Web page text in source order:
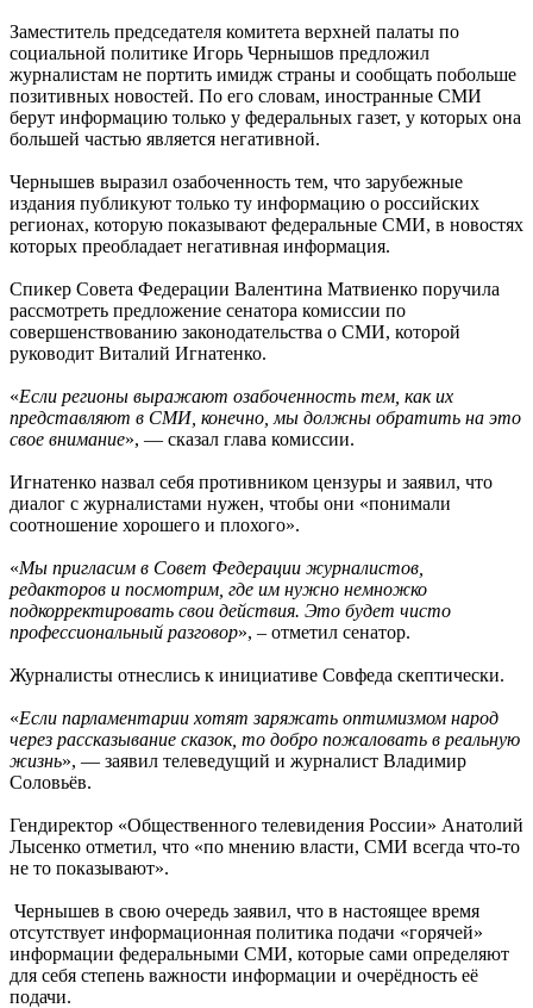
Заместитель председателя комитета верхней палаты по
социальной политике Игорь Чернышов предложил
журналистам не портить имидж страны и сообщать побольше
позитивных новостей. По его словам, иностранные СМИ
берут информацию только у федеральных газет, у которых она
большей частью является негативной.
Чернышев выразил озабоченность тем, что зарубежные
издания публикуют только ту информацию о российских
регионах, которую показывают федеральные СМИ, в новостях
которых преобладает негативная информация.
Спикер Совета Федерации Валентина Матвиенко поручила
рассмотреть предложение сенатора комиссии по
совершенствованию законодательства о СМИ, которой
руководит Виталий Игнатенко.
«Если регионы выражают озабоченность тем, как их
представляют в СМИ, конечно, мы должны обратить на это
свое внимание», — сказал глава комиссии.
Игнатенко назвал себя противником цензуры и заявил, что
диалог с журналистами нужен, чтобы они «понимали
соотношение хорошего и плохого».
«Мы пригласим в Совет Федерации журналистов,
редакторов и посмотрим, где им нужно немножко
подкорректировать свои действия. Это будет чисто
профессиональный разговор», – отметил сенатор.
Журналисты отнеслись к инициативе Совфеда скептически.
«Если парламентарии хотят заряжать оптимизмом народ
через рассказывание сказок, то добро пожаловать в реальную
жизнь», — заявил телеведущий и журналист Владимир
Соловьёв.
Гендиректор «Общественного телевидения России» Анатолий
Лысенко отметил, что «по мнению власти, СМИ всегда что-то
не то показывают».
Чернышев в свою очередь заявил, что в настоящее время
отсутствует информационная политика подачи «горячей»
информации федеральными СМИ, которые сами определяют
для себя степень важности информации и очерёдность её
подачи.